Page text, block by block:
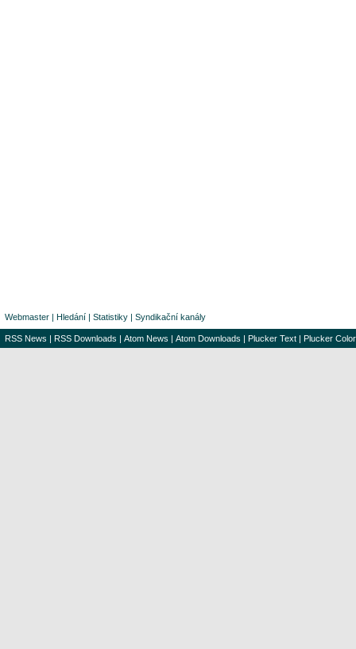
Webmaster | Hledání | Statistiky | Syndikační kanály
RSS News | RSS Downloads | Atom News | Atom Downloads | Plucker Text | Plucker Color